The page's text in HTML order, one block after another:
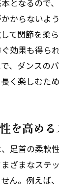
となるので
からないよ
て関節を柔
効果も得ら
、ダンスの
く楽しむた
を高め
足首の柔軟
ざまなステ
ん。例えば